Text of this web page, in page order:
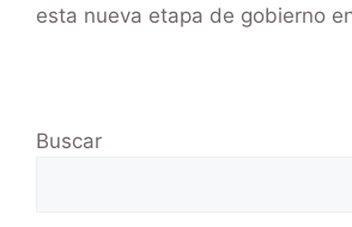
esta nueva etapa de gobierno
Buscar